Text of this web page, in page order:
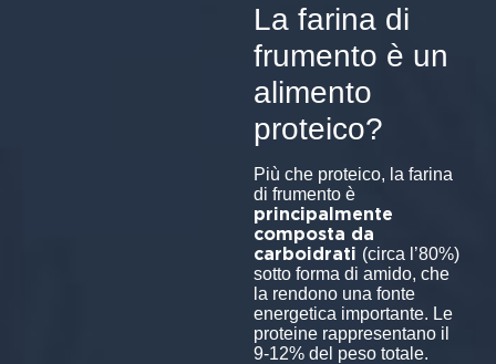
La farina di
frumento è un
alimento
proteico?
Più che proteico, la farina
di frumento è
principalmente
composta da
carboidrati (circa l’80%)
sotto forma di amido, che
la rendono una fonte
energetica importante. Le
proteine rappresentano il
9-12% del peso totale.